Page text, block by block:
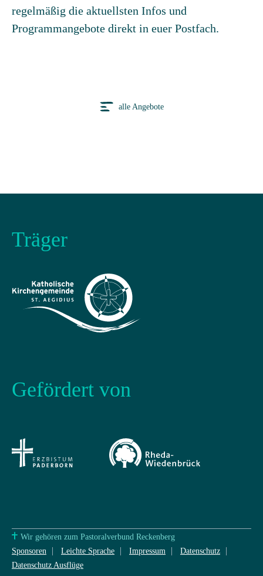
regelmäßig die aktuellsten Infos und
Programmangebote direkt in euer Postfach.
alle Angebote
Träger
Gefördert von
Wir gehören zum Pastoralverbund Reckenberg
Sponsoren
Leichte Sprache Impressum
Datenschutz
Datenschutz Ausflüge